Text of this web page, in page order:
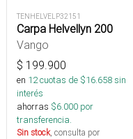
TENHELVELP32151
Carpa Helvellyn 200
Vango
$ 199.900
en 12cuotas de $16.658sin
interés
ahorras $6.000 por
transferencia.
Sin stock, consulta por